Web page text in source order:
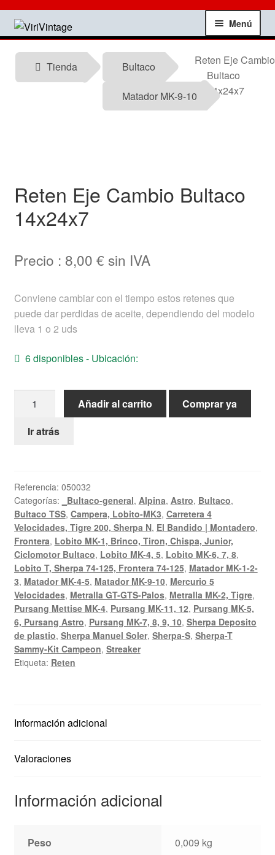
Ir
a
navegación
Ir
al
Menú
Tienda
Noticias
Testimonios
Ofertas
Español
Tienda Bultaco
Matador MK-9-10
Reten Eje Cambio
Bultaco
14x24x7
Reten Eje Cambio Bultaco
14x24x7
Precio : 8,00 € sin IVA
Conviene cambiar con el tiempo estos retenes que
puede dar perdidas de aceite, dependiendo del modelo
lleva 1 o 2 uds
6 disponibles - Ubicación:
Cambio
Añadir al carrito
Comprar ya
Ir atrás
Referencia: 050032
Categorías:
_Bultaco-general, Alpina, Astro, Bultaco,
Bultaco TSS, Campera, Lobito-MK3, Carretera 4
Velocidades, Tigre 200, Sherpa N, El Bandido | Montadero,
Frontera, Lobito MK-1, Brinco, Tiron, Chispa, Junior,
Ciclomotor Bultaco, Lobito MK-4, 5, Lobito MK-6, 7, 8,
Lobito T, Sherpa 74-125, Frontera 74-125, Matador MK-1-2-
3, Matador MK-4-5, Matador MK-9-10, Mercurio 5
Velocidades, Metralla GT-GTS-Palos, Metralla MK-2, Tigre,
Pursang Mettise MK-4, Pursang MK-11, 12, Pursang MK-5,
6, Pursang Astro, Pursang MK-7, 8, 9, 10, Sherpa Deposito
de plastio, Sherpa Manuel Soler, Sherpa-S, Sherpa-T
Sammy-Kit Campeon, Streaker
Etiqueta: Reten
Información adicional
Valoraciones
Información adicional
Peso 0,009 kg